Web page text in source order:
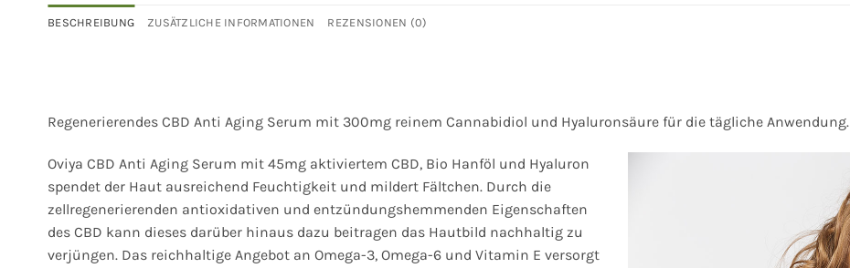
BESCHREIBUNG ZUSÄTZLICHE INFORMATIONEN REZENSIONEN (0)
Regenerierendes CBD Anti Aging Serum mit 300mg reinem Cannabidiol und Hyaluronsäure für die tägliche Anwendung.
Oviya CBD Anti Aging Serum mit 45mg aktiviertem CBD, Bio Hanföl und Hyaluron
spendet der Haut ausreichend Feuchtigkeit und mildert Fältchen. Durch die
zellregenerierenden antioxidativen und entzündungshemmenden Eigenschaften
des CBD kann dieses darüber hinaus dazu beitragen das Hautbild nachhaltig zu
verjüngen. Das reichhaltige Angebot an Omega-3, Omega-6 und Vitamin E versorgt